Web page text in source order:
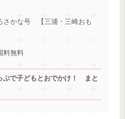
さかな号 【三浦・三崎おも
料無料
ぷで子どもとおでかけ！ まと